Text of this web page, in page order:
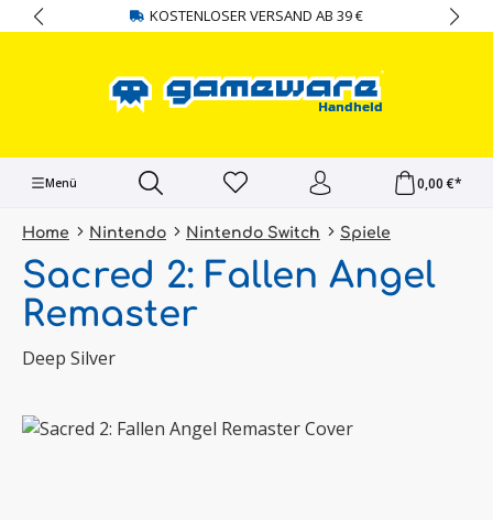
springen KOSTENLOSER VERSAND AB 39 €
Menü 0,00 €*
Home Nintendo Nintendo Switch Spiele
Sacred 2: Fallen Angel
Remaster
Deep Silver
Bildergalerie überspringen